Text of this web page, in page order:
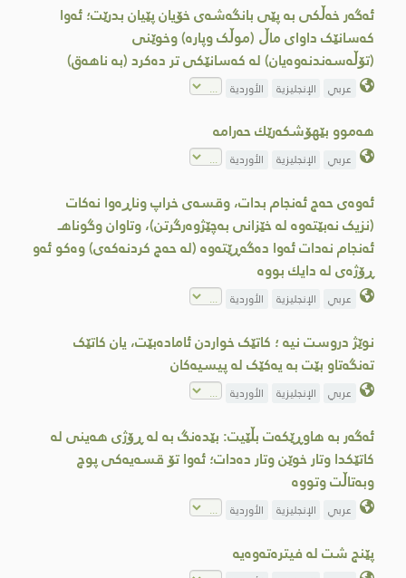
ئەگەر خەڵکی بە پێی بانگەشەی خۆیان پێیان بدرێت؛ ئەوا
کەسانێک داوای ماڵ (موڵک وپارە) وخوێنی
(تۆڵەسەندنەوەیان) لە کەسانێکی تر دەکرد (بە ناهەق)
عربي الإنجليزية الأوردية
هەموو بێهۆشكەرێك حەرامە
عربي الإنجليزية الأوردية
ئەوەی حەج ئەنجام بدات، وقسەی خراپ وناڕەوا نەکات
(نزیک نەبێتەوە لە خێزانی بەچێژوەرگرتن)، وتاوان وگوناهـ
ئەنجام نەدات ئەوا دەگەڕێتەوە (لە حەج کردنەکەى) وەکو ئەو
ڕۆژەی لە دایك بووە
عربي الإنجليزية الأوردية
نوێژ دروست نیە ؛ کاتێک خواردن ئامادەبێت، یان کاتێک
تەنگەتاو بێت بە یەکێک لە پیسیەکان
عربي الإنجليزية الأوردية
ئەگەر بە هاوڕێکەت بڵێیت: بێدەنگ بە لە ڕۆژی هەینی لە
کاتێکدا وتار خوێن وتار دەدات؛ ئەوا تۆ قسەیەکی پوچ
وبەتاڵت وتووە
عربي الإنجليزية الأوردية
پێنج شت لە فیترەتەوەیە